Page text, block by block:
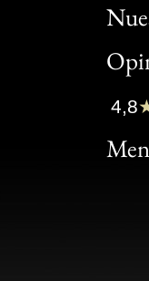
Bon
Clic
Bon
4,8